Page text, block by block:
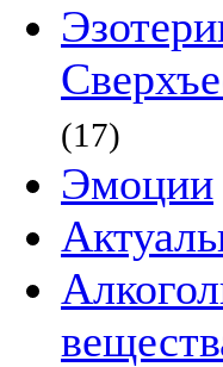
(17)
Эмоции